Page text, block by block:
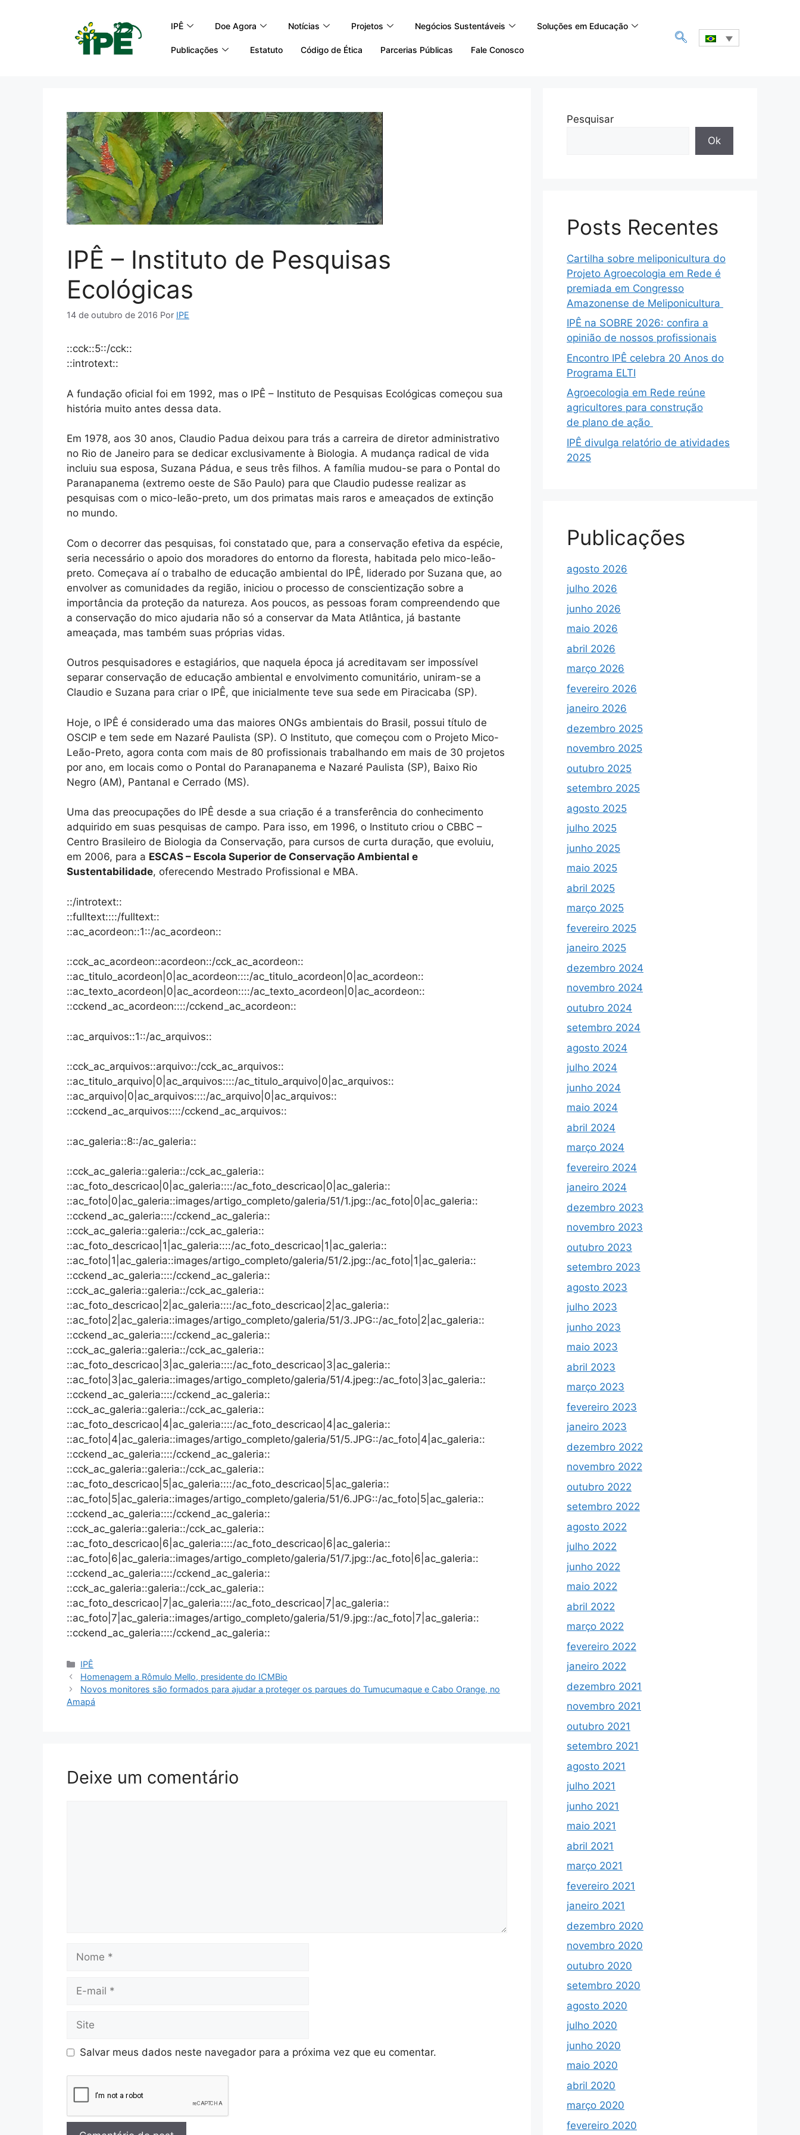
IPÊ Doe Agora Notícias Projetos Negócios Sustentáveis Soluções em Educação
Publicações Estatuto Código de Ética Parcerias Públicas Fale Conosco
IPÊ – Instituto de Pesquisas
Ecológicas
14 de outubro de 2016 Por IPE
::cck::5::/cck::
::introtext::
A fundação oficial foi em 1992, mas o IPÊ – Instituto de Pesquisas Ecológicas começou sua
história muito antes dessa data.
Em 1978, aos 30 anos, Claudio Padua deixou para trás a carreira de diretor administrativo
no Rio de Janeiro para se dedicar exclusivamente à Biologia. A mudança radical de vida
incluiu sua esposa, Suzana Pádua, e seus três filhos. A família mudou-se para o Pontal do
Paranapanema (extremo oeste de São Paulo) para que Claudio pudesse realizar as
pesquisas com o mico-leão-preto, um dos primatas mais raros e ameaçados de extinção
no mundo.
Com o decorrer das pesquisas, foi constatado que, para a conservação efetiva da espécie,
seria necessário o apoio dos moradores do entorno da floresta, habitada pelo mico-leão-
preto. Começava aí o trabalho de educação ambiental do IPÊ, liderado por Suzana que, ao
envolver as comunidades da região, iniciou o processo de conscientização sobre a
importância da proteção da natureza. Aos poucos, as pessoas foram compreendendo que
a conservação do mico ajudaria não só a conservar da Mata Atlântica, já bastante
ameaçada, mas também suas próprias vidas.
Outros pesquisadores e estagiários, que naquela época já acreditavam ser impossível
separar conservação de educação ambiental e envolvimento comunitário, uniram-se a
Claudio e Suzana para criar o IPÊ, que inicialmente teve sua sede em Piracicaba (SP).
Hoje, o IPÊ é considerado uma das maiores ONGs ambientais do Brasil, possui título de
OSCIP e tem sede em Nazaré Paulista (SP). O Instituto, que começou com o Projeto Mico-
Leão-Preto, agora conta com mais de 80 profissionais trabalhando em mais de 30 projetos
por ano, em locais como o Pontal do Paranapanema e Nazaré Paulista (SP), Baixo Rio
Negro (AM), Pantanal e Cerrado (MS).
Uma das preocupações do IPÊ desde a sua criação é a transferência do conhecimento
adquirido em suas pesquisas de campo. Para isso, em 1996, o Instituto criou o CBBC –
Centro Brasileiro de Biologia da Conservação, para cursos de curta duração, que evoluiu,
em 2006, para a ESCAS – Escola Superior de Conservação Ambiental e
Sustentabilidade, oferecendo Mestrado Profissional e MBA.
::/introtext::
::fulltext::::/fulltext::
::ac_acordeon::1::/ac_acordeon::
::cck_ac_acordeon::acordeon::/cck_ac_acordeon::
::ac_titulo_acordeon|0|ac_acordeon::::/ac_titulo_acordeon|0|ac_acordeon::
::ac_texto_acordeon|0|ac_acordeon::::/ac_texto_acordeon|0|ac_acordeon::
::cckend_ac_acordeon::::/cckend_ac_acordeon::
::ac_arquivos::1::/ac_arquivos::
::cck_ac_arquivos::arquivo::/cck_ac_arquivos::
::ac_titulo_arquivo|0|ac_arquivos::::/ac_titulo_arquivo|0|ac_arquivos::
::ac_arquivo|0|ac_arquivos::::/ac_arquivo|0|ac_arquivos::
::cckend_ac_arquivos::::/cckend_ac_arquivos::
::ac_galeria::8::/ac_galeria::
::cck_ac_galeria::galeria::/cck_ac_galeria::
::ac_foto_descricao|0|ac_galeria::::/ac_foto_descricao|0|ac_galeria::
::ac_foto|0|ac_galeria::images/artigo_completo/galeria/51/1.jpg::/ac_foto|0|ac_galeria::
::cckend_ac_galeria::::/cckend_ac_galeria::
::cck_ac_galeria::galeria::/cck_ac_galeria::
::ac_foto_descricao|1|ac_galeria::::/ac_foto_descricao|1|ac_galeria::
::ac_foto|1|ac_galeria::images/artigo_completo/galeria/51/2.jpg::/ac_foto|1|ac_galeria::
::cckend_ac_galeria::::/cckend_ac_galeria::
::cck_ac_galeria::galeria::/cck_ac_galeria::
::ac_foto_descricao|2|ac_galeria::::/ac_foto_descricao|2|ac_galeria::
::ac_foto|2|ac_galeria::images/artigo_completo/galeria/51/3.JPG::/ac_foto|2|ac_galeria::
::cckend_ac_galeria::::/cckend_ac_galeria::
::cck_ac_galeria::galeria::/cck_ac_galeria::
::ac_foto_descricao|3|ac_galeria::::/ac_foto_descricao|3|ac_galeria::
::ac_foto|3|ac_galeria::images/artigo_completo/galeria/51/4.jpeg::/ac_foto|3|ac_galeria::
::cckend_ac_galeria::::/cckend_ac_galeria::
::cck_ac_galeria::galeria::/cck_ac_galeria::
::ac_foto_descricao|4|ac_galeria::::/ac_foto_descricao|4|ac_galeria::
::ac_foto|4|ac_galeria::images/artigo_completo/galeria/51/5.JPG::/ac_foto|4|ac_galeria::
::cckend_ac_galeria::::/cckend_ac_galeria::
::cck_ac_galeria::galeria::/cck_ac_galeria::
::ac_foto_descricao|5|ac_galeria::::/ac_foto_descricao|5|ac_galeria::
::ac_foto|5|ac_galeria::images/artigo_completo/galeria/51/6.JPG::/ac_foto|5|ac_galeria::
::cckend_ac_galeria::::/cckend_ac_galeria::
::cck_ac_galeria::galeria::/cck_ac_galeria::
::ac_foto_descricao|6|ac_galeria::::/ac_foto_descricao|6|ac_galeria::
::ac_foto|6|ac_galeria::images/artigo_completo/galeria/51/7.jpg::/ac_foto|6|ac_galeria::
::cckend_ac_galeria::::/cckend_ac_galeria::
::cck_ac_galeria::galeria::/cck_ac_galeria::
::ac_foto_descricao|7|ac_galeria::::/ac_foto_descricao|7|ac_galeria::
::ac_foto|7|ac_galeria::images/artigo_completo/galeria/51/9.jpg::/ac_foto|7|ac_galeria::
::cckend_ac_galeria::::/cckend_ac_galeria::
IPÊ
Homenagem a Rômulo Mello, presidente do ICMBio
Novos monitores são formados para ajudar a proteger os parques do Tumucumaque e Cabo Orange, no
Amapá
Deixe um comentário
Salvar meus dados neste navegador para a próxima vez que eu comentar.
Pesquisar
Ok
Posts Recentes
Cartilha sobre meliponicultura do
Projeto Agroecologia em Rede é
premiada em Congresso
Amazonense de Meliponicultura
IPÊ na SOBRE 2026: confira a
opinião de nossos profissionais
Encontro IPÊ celebra 20 Anos do
Programa ELTI
Agroecologia em Rede reúne
agricultores para construção
de plano de ação
IPÊ divulga relatório de atividades
2025
Publicações
agosto 2026
julho 2026
junho 2026
maio 2026
abril 2026
março 2026
fevereiro 2026
janeiro 2026
dezembro 2025
novembro 2025
outubro 2025
setembro 2025
agosto 2025
julho 2025
junho 2025
maio 2025
abril 2025
março 2025
fevereiro 2025
janeiro 2025
dezembro 2024
novembro 2024
outubro 2024
setembro 2024
agosto 2024
julho 2024
junho 2024
maio 2024
abril 2024
março 2024
fevereiro 2024
janeiro 2024
dezembro 2023
novembro 2023
outubro 2023
setembro 2023
agosto 2023
julho 2023
junho 2023
maio 2023
abril 2023
março 2023
fevereiro 2023
janeiro 2023
dezembro 2022
novembro 2022
outubro 2022
setembro 2022
agosto 2022
julho 2022
junho 2022
maio 2022
abril 2022
março 2022
fevereiro 2022
janeiro 2022
dezembro 2021
novembro 2021
outubro 2021
setembro 2021
agosto 2021
julho 2021
junho 2021
maio 2021
abril 2021
março 2021
fevereiro 2021
janeiro 2021
dezembro 2020
novembro 2020
outubro 2020
setembro 2020
agosto 2020
julho 2020
junho 2020
maio 2020
abril 2020
março 2020
fevereiro 2020